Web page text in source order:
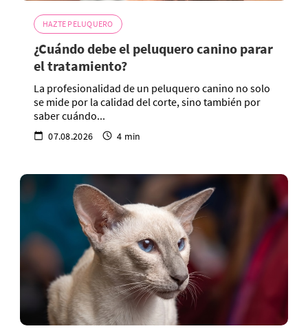
HAZTE PELUQUERO
¿Cuándo debe el peluquero canino parar
el tratamiento?
La profesionalidad de un peluquero canino no solo
se mide por la calidad del corte, sino también por
saber cuándo...
07.08.2026 4 min